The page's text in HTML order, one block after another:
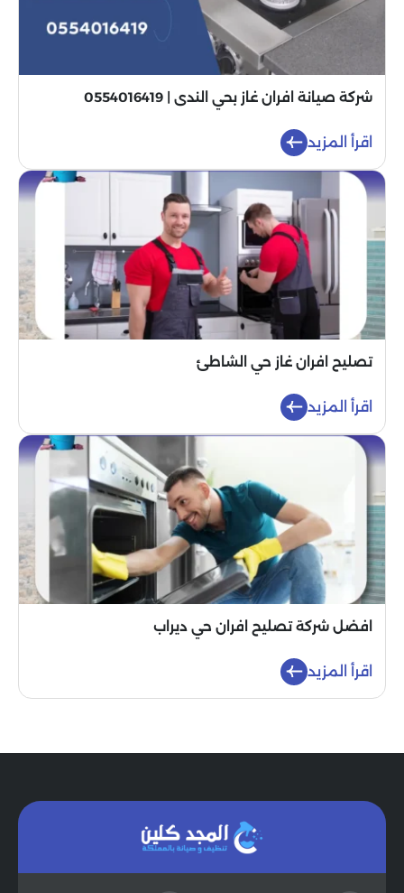
شركة صيانة افران غاز بحي الندى | 0554016419
اقرأ المزيد
تصليح افران غاز حي الشاطئ
اقرأ المزيد
افضل شركة تصليح افران حي ديراب
اقرأ المزيد